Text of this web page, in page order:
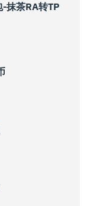
抹茶RA转TP